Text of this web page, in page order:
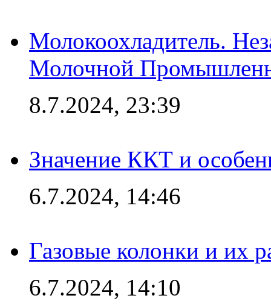
Молокоохладитель.
Молочной
8.7.2024, 23:39
Значение ККТ и
6.7.2024, 14:46
Газовые колонки и их
6.7.2024, 14:10